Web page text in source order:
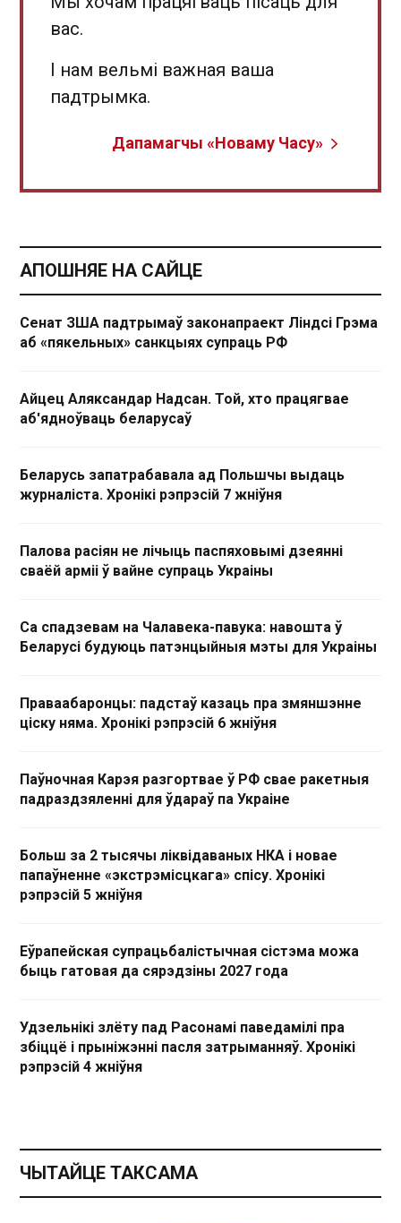
вас.
І нам вельмі важная ваша
падтрымка.
Дапамагчы «Новаму Часу»
АПОШНЯЕ НА САЙЦЕ
Сенат ЗША падтрымаў законапраект Ліндсі Грэма
аб «пякельных» санкцыях супраць РФ
Айцец Аляксандар Надсан. Той, хто працягвае
аб'ядноўваць беларусаў
Беларусь запатрабавала ад Польшчы выдаць
журналіста. Хронікі рэпрэсій 7 жніўня
Палова расіян не лічыць паспяховымі дзеянні
сваёй арміі ў вайне супраць Украіны
Са спадзевам на Чалавека-павука: навошта ў
Беларусі будуюць патэнцыйныя мэты для Украіны
Праваабаронцы: падстаў казаць пра змяншэнне
ціску няма. Хронікі рэпрэсій 6 жніўня
Паўночная Карэя разгортвае ў РФ свае ракетныя
падраздзяленні для ўдараў па Украіне
Больш за 2 тысячы ліквідаваных НКА і новае
папаўненне «экстрэмісцкага» спісу. Хронікі
рэпрэсій 5 жніўня
Еўрапейская супрацьбалістычная сістэма можа
быць гатовая да сярэдзіны 2027 года
Удзельнікі злёту пад Расонамі паведамілі пра
збіццё і прыніжэнні пасля затрыманняў. Хронікі
рэпрэсій 4 жніўня
ЧЫТАЙЦЕ ТАКСАМА